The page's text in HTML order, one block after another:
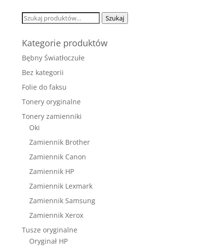
Szukaj: Szukaj
Kategorie produktów
Bębny Światłoczułe
Bez kategorii
Folie do faksu
Tonery oryginalne
Tonery zamienniki
Oki
Zamiennik Brother
Zamiennik Canon
Zamiennik HP
Zamiennik Lexmark
Zamiennik Samsung
Zamiennik Xerox
Tusze oryginalne
Oryginał HP